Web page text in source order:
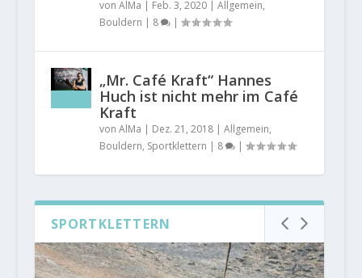
von AlMa | Feb. 3, 2020| Allgemein,
Bouldern | 8 |
„Mr. Café Kraft“ Hannes
Huch ist nicht mehr im Café
Kraft
von AlMa | Dez. 21, 2018| Allgemein,
Bouldern, Sportklettern | 8 |
SPORTKLETTERN